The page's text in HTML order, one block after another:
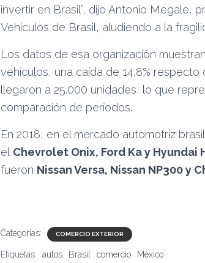
invertir en Brasil”, dijo Antonio Megale,
Vehículos de Brasil, aludiendo a la
Los datos de esa organización
vehículos, una caída de 14,8%
llegaron a 25.000 unidades, lo que
comparación de períodos.
En 2018, en el mercado automotriz
el Chevrolet Onix, Ford Ka y Hyundai
fueron Nissan Versa, Nissan NP300 y
Categorías: COMERCIO EXTERIOR
Etiquetas: autos Brasil comercio México